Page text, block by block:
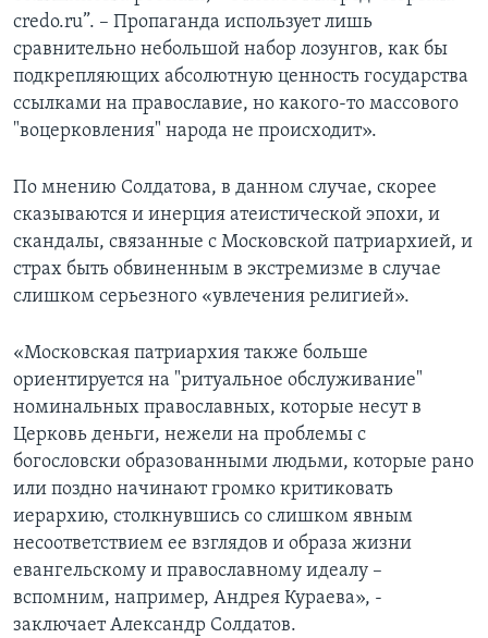
credo.ru”. – Пропаганда использует лишь
сравнительно небольшой набор лозунгов, как бы
подкрепляющих абсолютную ценность государства
ссылками на православие, но какого-то массового
"воцерковления" народа не происходит».
По мнению Солдатова, в данном случае, скорее
сказываются и инерция атеистической эпохи, и
скандалы, связанные с Московской патриархией, и
страх быть обвиненным в экстремизме в случае
слишком серьезного «увлечения религией».
«Московская патриархия также больше
ориентируется на "ритуальное обслуживание"
номинальных православных, которые несут в
Церковь деньги, нежели на проблемы с
богословски образованными людьми, которые рано
или поздно начинают громко критиковать
иерархию, столкнувшись со слишком явным
несоответствием ее взглядов и образа жизни
евангельскому и православному идеалу –
вспомним, например, Андрея Кураева», -
заключает Александр Солдатов.